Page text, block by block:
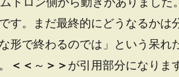
す。まだ最終的にどうなるかは
形で終わるのでは」という呆れ
。 ＜＜ ～ ＞＞ が引用部分になりま